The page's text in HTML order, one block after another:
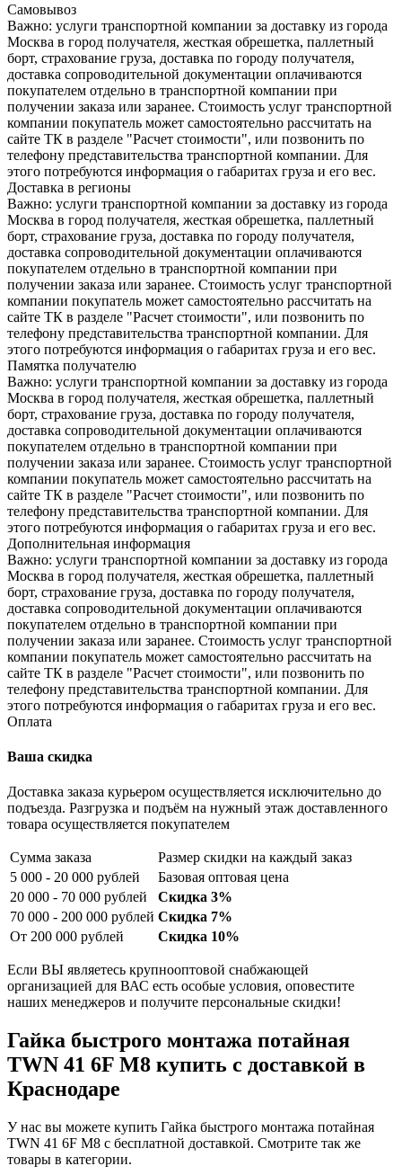
Самовывоз
Важно: услуги транспортной компании за доставку из города
Москва в город получателя, жесткая обрешетка, паллетный
борт, страхование груза, доставка по городу получателя,
доставка сопроводительной документации оплачиваются
покупателем отдельно в транспортной компании при
получении заказа или заранее. Стоимость услуг транспортной
компании покупатель может самостоятельно рассчитать на
сайте ТК в разделе "Расчет стоимости", или позвонить по
телефону представительства транспортной компании. Для
этого потребуются информация о габаритах груза и его вес.
Доставка в регионы
Важно: услуги транспортной компании за доставку из города
Москва в город получателя, жесткая обрешетка, паллетный
борт, страхование груза, доставка по городу получателя,
доставка сопроводительной документации оплачиваются
покупателем отдельно в транспортной компании при
получении заказа или заранее. Стоимость услуг транспортной
компании покупатель может самостоятельно рассчитать на
сайте ТК в разделе "Расчет стоимости", или позвонить по
телефону представительства транспортной компании. Для
этого потребуются информация о габаритах груза и его вес.
Памятка получателю
Важно: услуги транспортной компании за доставку из города
Москва в город получателя, жесткая обрешетка, паллетный
борт, страхование груза, доставка по городу получателя,
доставка сопроводительной документации оплачиваются
покупателем отдельно в транспортной компании при
получении заказа или заранее. Стоимость услуг транспортной
компании покупатель может самостоятельно рассчитать на
сайте ТК в разделе "Расчет стоимости", или позвонить по
телефону представительства транспортной компании. Для
этого потребуются информация о габаритах груза и его вес.
Дополнительная информация
Важно: услуги транспортной компании за доставку из города
Москва в город получателя, жесткая обрешетка, паллетный
борт, страхование груза, доставка по городу получателя,
доставка сопроводительной документации оплачиваются
покупателем отдельно в транспортной компании при
получении заказа или заранее. Стоимость услуг транспортной
компании покупатель может самостоятельно рассчитать на
сайте ТК в разделе "Расчет стоимости", или позвонить по
телефону представительства транспортной компании. Для
этого потребуются информация о габаритах груза и его вес.
Оплата
Ваша скидка
Доставка заказа курьером осуществляется исключительно до
подъезда. Разгрузка и подъём на нужный этаж доставленного
товара осуществляется покупателем
Сумма заказа
Размер скидки на каждый заказ
5 000 - 20 000 рублей
Базовая оптовая цена
20 000 - 70 000 рублей
Скидка 3%
70 000 - 200 000 рублей Скидка 7%
От 200 000 рублей
Скидка 10%
Если ВЫ являетесь крупнооптовой снабжающей
организацией для ВАС есть особые условия, оповестите
наших менеджеров и получите персональные скидки!
Гайка быстрого монтажа потайная
TWN 41 6F M8 купить с доставкой в
Краснодаре
У нас вы можете купить Гайка быстрого монтажа потайная
TWN 41 6F M8 с бесплатной доставкой. Смотрите так же
товары в категории.